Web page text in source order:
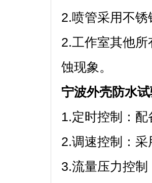
2.喷管采用不锈钢
2.工作室其他所
蚀现象。
宁波外壳防水
1.定时控制
2.调速控制：采
3.流量压力控制